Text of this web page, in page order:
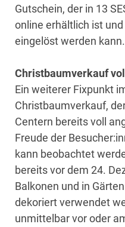
Gutschein, der in 13
online erhältlich ist
eingelöst werden kann.
Christbaumverkauf
Ein weiterer Fixpunkt
Christbaumverkauf,
Centern bereits voll
Freude der
kann beobachtet
bereits vor dem 24.
Balkonen und in
dekoriert verwendet
unmittelbar vor oder